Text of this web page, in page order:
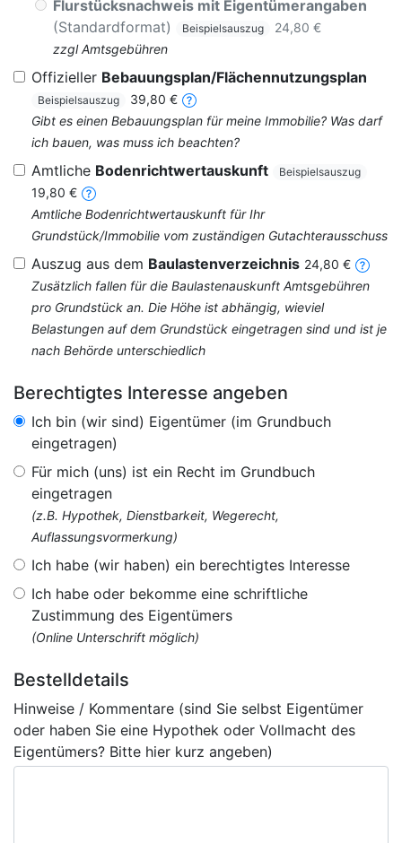
Flurstücksnachweis mit Eigentümerangaben
(Standardformat)
Beispielsauszug
24,80 €
zzgl Amtsgebühren
Offizieller Bebauungsplan/Flächennutzungsplan
Beispielsauszug
39,80 €
Gibt es einen Bebauungsplan für meine Immobilie? Was darf
ich bauen, was muss ich beachten?
Amtliche Bodenrichtwertauskunft Beispielsauszug
19,80 €
Amtliche Bodenrichtwertauskunft für Ihr
Grundstück/Immobilie vom zuständigen Gutachterausschuss
Auszug aus dem Baulastenverzeichnis 24,80 €
Zusätzlich fallen für die Baulastenauskunft Amtsgebühren
pro Grundstück an. Die Höhe ist abhängig, wieviel
Belastungen auf dem Grundstück eingetragen sind und ist je
nach Behörde unterschiedlich
Berechtigtes Interesse angeben
Ich bin (wir sind) Eigentümer (im Grundbuch
eingetragen)
Für mich (uns) ist ein Recht im Grundbuch
eingetragen
(z.B. Hypothek, Dienstbarkeit, Wegerecht,
Auflassungsvormerkung)
Ich habe (wir haben) ein berechtigtes Interesse
Ich habe oder bekomme eine schriftliche
Zustimmung des Eigentümers
(Online Unterschrift möglich)
Bestelldetails
Hinweise / Kommentare (sind Sie selbst Eigentümer
oder haben Sie eine Hypothek oder Vollmacht des
Eigentümers? Bitte hier kurz angeben)